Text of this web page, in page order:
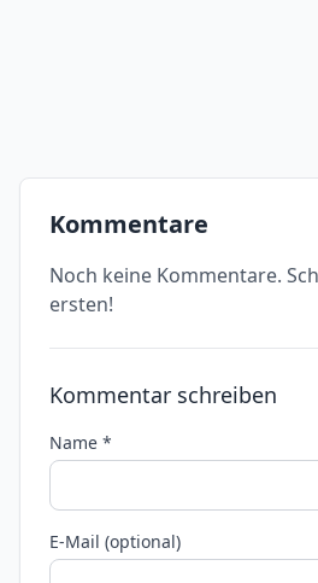
Kommentare
Noch keine Kommentare.
ersten!
Kommentar schreiben
Name *
E-Mail (optional)